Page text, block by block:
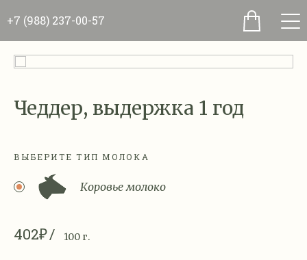
+7 (988) 237-00-57
Чеддер, выдержка 1 год
ВЫБЕРИТЕ ТИП МОЛОКА
Коровье молоко
402₽ 100 г.